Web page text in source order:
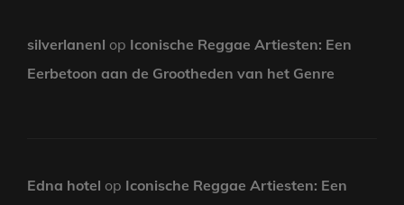
silverlanenl op Iconische Reggae Artiesten: Een
Eerbetoon aan de Grootheden van het Genre
Edna hotel op Iconische Reggae Artiesten: Een